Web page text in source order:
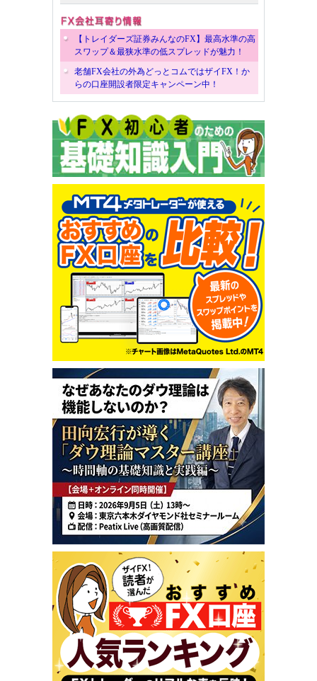
【トレイダーズ証券みんなのFX】最高水準の高
スワップ＆最狭水準の低スプレッドが魅力！
老舗FX会社の外為どっとコムではザイFX！か
らの口座開設者限定キャンペーン中！